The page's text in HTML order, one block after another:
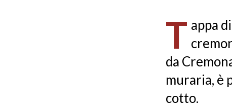
T appa
da
muraria, è
cotto.